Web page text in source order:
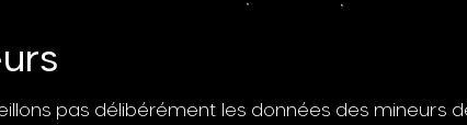
pas délibérément les données des mineurs